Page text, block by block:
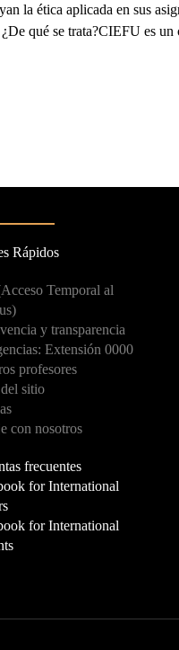
la ética aplicada en sus
qué se trata?CIEFU es un
Rápidos
Temporal al
y transparencia
Extensión 0000
profesores
sitio
con nosotros
frecuentes
for International
for International